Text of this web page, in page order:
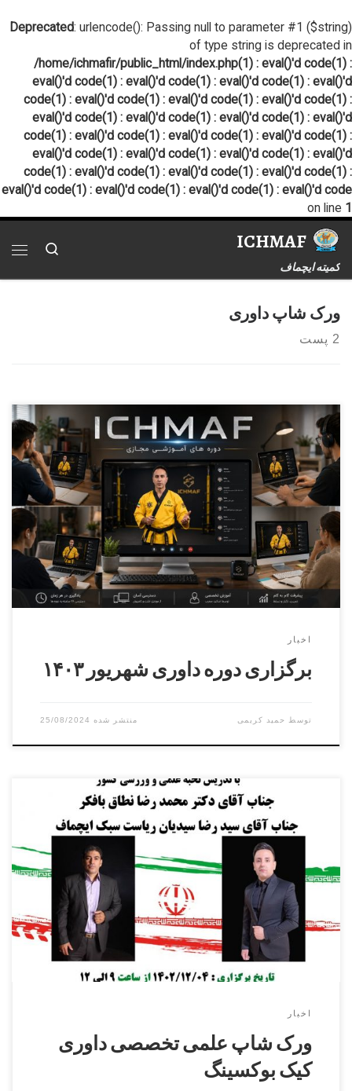
Deprecated: urlencode(): Passing null to parameter #1 ($string)
of type string is deprecated in
/home/ichmafir/public_html/index.php(1) : eval()'d code(1) :
eval()'d code(1) : eval()'d code(1) : eval()'d code(1) : eval()'d
code(1) : eval()'d code(1) : eval()'d code(1) : eval()'d code(1) :
eval()'d code(1) : eval()'d code(1) : eval()'d code(1) : eval()'d
code(1) : eval()'d code(1) : eval()'d code(1) : eval()'d code(1) :
eval()'d code(1) : eval()'d code(1) : eval()'d code(1) : eval()'d
code(1) : eval()'d code(1) : eval()'d code(1) : eval()'d code(1) :
eval()'d code(1) : eval()'d code(1) : eval()'d code(1) : eval()'d code
on line 1
پرش به محتوا
ICHMAF
کمیته ایچماف
Search
ورک شاپ داوری
2 پست
برگزاری دوره داوری درجه ۳ الی درجه ۱ ساعت ۹ الی ۱۳ روز
۱۴۰۳/۶/۹ مدرس دوره داوری دکتر محمد نطاق بافکر مسئول
برگزاری دوره استاد اکبر حیدری آقایان و بانوان محل برگزاری :
کرج , جهانشهر , بلوار ماهان , خیابان غزل , پلاک ۵۰ , دبیرستان
دانش انتخاب ثبت […]
اخبار
برگزاری دوره داوری شهریور ۱۴۰۳
توسط حمید کریمی 25/08/2024
سومین دوره ورک شاپ علمی تخصصی داوری کیک بوکسینگ با
ساعت ۹ الی ۱۲ در سالن همایشات آتشنشانی شهر قدس برگزار
میشود.شرکت برای آقایان و بانوان میتوانند در این ورکشاپ
شرکت کرده و گواهینامه رسمی دریافت کنند.
اخبار
ورک شاپ علمی تخصصی داوری
کیک بوکسینگ